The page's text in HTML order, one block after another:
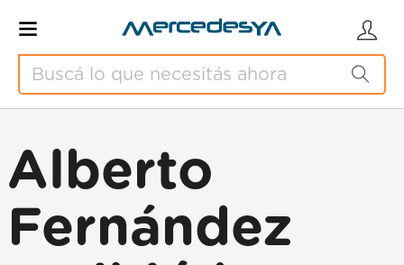
Alberto
Fernández